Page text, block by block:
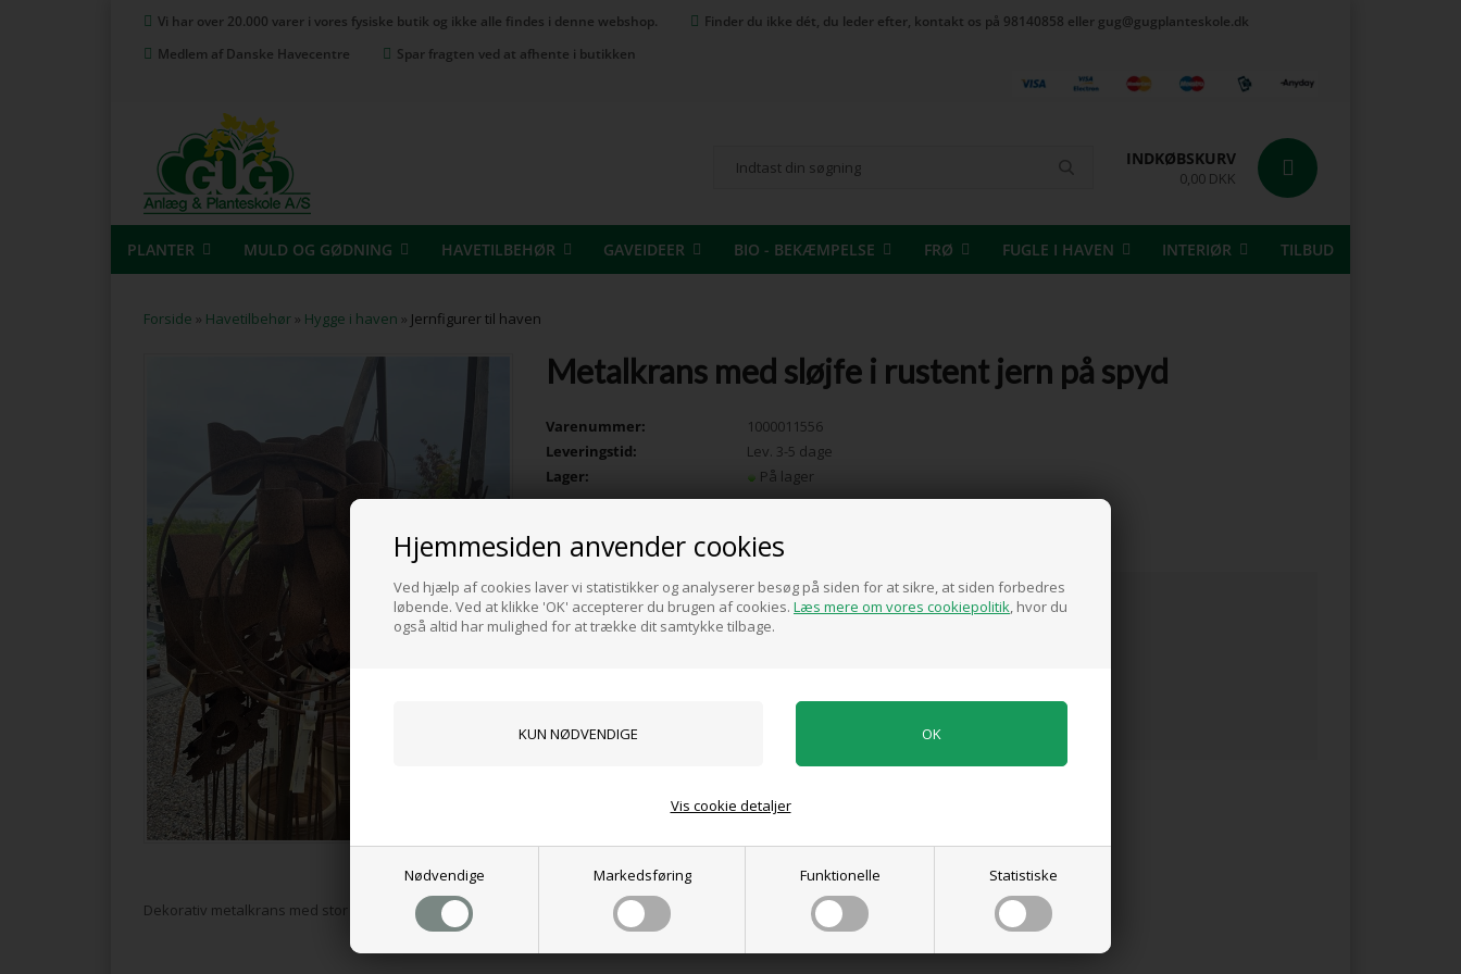
Hjemmesiden anvender cookies
Ved hjælp af cookies laver vi statistikker og analyserer besøg på siden for at sikre, at siden forbedres
løbende. Ved at klikke 'OK' accepterer du brugen af cookies. Læs mere om vores cookiepolitik, hvor du
også altid har mulighed for at trække dit samtykke tilbage.
Nødvendige Markedsføring Funktionelle Statistiske
Vis cookie detaljer
Vi har over 20.000 varer i vores fysiske butik og ikke alle findes i denne webshop.
Finder du ikke dét, du leder efter, kontakt os på 98140858 eller gug@gugplanteskole.dk
Medlem af Danske Havecentre
Spar fragten ved at afhente i butikken
INDKØBSKURV
0,00 DKK
PLANTER MULD OG GØDNING HAVETILBEHØR GAVEIDEER BIO - BEKÆMPELSE FRØ FUGLE I HAVEN INTERIØR TILBUD
Forside » Havetilbehør » Hygge i haven » Jernfigurer til haven
Metalkrans med sløjfe i rustent jern på spyd
Varenummer:
1000011556
Leveringstid:
Lev. 3-5 dage
Lager:
På lager
Pris ved køb af min. 1 stk.
425,00DKK
Dekorativ metalkrans med stor sløjfe i rustfinish.